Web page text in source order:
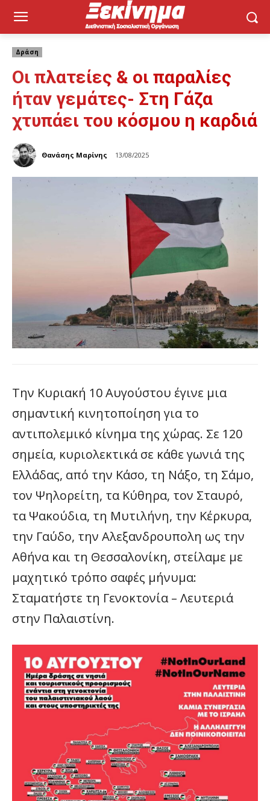
Δράση
Οι πλατείες & οι παραλίες
ήταν γεμάτες- Στη Γάζα
χτυπάει του κόσμου η καρδιά
Θανάσης Μαρίνης 13/08/2025
Την Κυριακή 10 Αυγούστου έγινε μια
σημαντική κινητοποίηση για το
αντιπολεμικό κίνημα της χώρας. Σε 120
σημεία, κυριολεκτικά σε κάθε γωνιά της
Ελλάδας, από την Κάσο, τη Νάξο, τη Σάμο,
τον Ψηλορείτη, τα Κύθηρα, τον Σταυρό,
τα Ψακούδια, τη Μυτιλήνη, την Κέρκυρα,
την Γαύδο, την Αλεξανδρουπολη ως την
Αθήνα και τη Θεσσαλονίκη, στείλαμε με
μαχητικό τρόπο σαφές μήνυμα:
Σταματήστε τη Γενοκτονία – Λευτεριά
στην Παλαιστίνη.